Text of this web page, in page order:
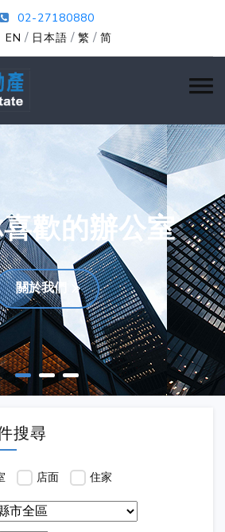
02-27180880
EN / 日本語 / 繁 / 简
歡的辦公室
關於我們
搜尋
店面 住家